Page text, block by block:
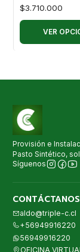
$3.710.000
VER
Provisión e
Pasto Sintético,
Síguenos
CONTÁCTANOS
aldo@triple-c.cl
+56949916220
56949916220
OFICINA